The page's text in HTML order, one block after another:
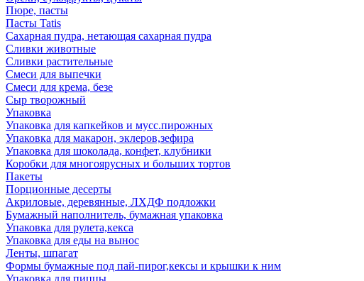
Пюре, пасты
Пасты Tatis
Сахарная пудра, нетающая сахарная пудра
Сливки животные
Сливки растительные
Смеси для выпечки
Смеси для крема, безе
Сыр творожный
Упаковка
Упаковка для капкейков и мусс.пирожных
Упаковка для макарон, эклеров,зефира
Упаковка для шоколада, конфет, клубники
Коробки для многоярусных и больших тортов
Пакеты
Порционные десерты
Акриловые, деревянные, ЛХДФ подложки
Бумажный наполнитель, бумажная упаковка
Упаковка для рулета,кекса
Упаковка для еды на вынос
Ленты, шпагат
Формы бумажные под пай-пирог,кексы и крышки к ним
Упаковка для пиццы